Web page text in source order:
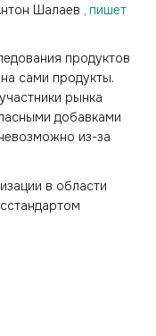
Шалаев , пишет
продуктов
сами продукты.
рынка
добавками
из-за
в области